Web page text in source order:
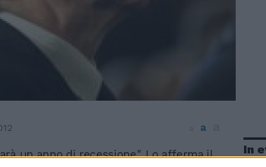
a
un anno di recessione". Lo afferma il
In